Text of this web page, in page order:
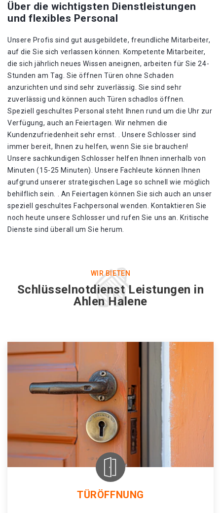
Über die wichtigsten Dienstleistungen
und flexibles Personal
Unsere Profis sind gut ausgebildete, freundliche Mitarbeiter,
auf die Sie sich verlassen können. Kompetente Mitarbeiter,
die sich jährlich neues Wissen aneignen, arbeiten für Sie 24-
Stunden am Tag. Sie öffnen Türen ohne Schaden
anzurichten und sind sehr zuverlässig. Sie sind sehr
zuverlässig und können auch Türen schadlos öffnen.
Speziell geschultes Personal steht Ihnen rund um die Uhr zur
Verfügung, auch an Feiertagen. Wir nehmen die
Kundenzufriedenheit sehr ernst. . Unsere Schlosser sind
immer bereit, Ihnen zu helfen, wenn Sie sie brauchen!
Unsere sachkundigen Schlosser helfen Ihnen innerhalb von
Minuten (15-25 Minuten). Unsere Fachleute können Ihnen
aufgrund unserer strategischen Lage so schnell wie möglich
behilflich sein. . An Feiertagen können Sie sich auch an unser
speziell geschultes Fachpersonal wenden. Kontaktieren Sie
noch heute unsere Schlosser und rufen Sie uns an. Kritische
Dienste sind überall um Sie herum.
WIR BIETEN
Schlüsselnotdienst Leistungen in
Ahlen Halene
TÜRÖFFNUNG